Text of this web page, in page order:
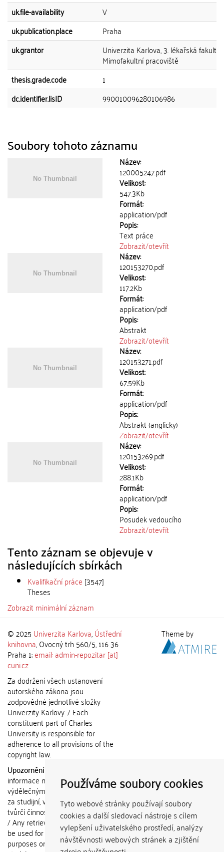
Používáme soubory cookies
Tyto webové stránky používají soubory
cookies a další sledovací nástroje s cílem
vylepšení uživatelského prostředí, analýzy
návštěvnosti webových stránek a zjištění
uk.file-availability
V
uk.publication.place
Praha
uk.grantor
Univerzita Karlova, 3. lékařská fakulta,
Mimofakultní pracoviště
thesis.grade.code
1
dc.identifier.lisID
990010096280106986
Soubory tohoto záznamu
Název:
120005247.pdf
Velikost:
547.3Kb
Formát:
application/pdf
Popis:
Text práce
Zobrazit/otevřít
Název:
120153270.pdf
Velikost:
117.2Kb
Formát:
application/pdf
Popis:
Abstrakt
Zobrazit/otevřít
Název:
120153271.pdf
Velikost:
67.59Kb
Formát:
application/pdf
Popis:
Abstrakt (anglicky)
Zobrazit/otevřít
Název:
120153269.pdf
Velikost:
288.1Kb
Formát:
application/pdf
Popis:
Posudek vedoucího
Zobrazit/otevřít
Tento záznam se objevuje v
následujících sbírkách
Kvalifikační práce [3547]
Theses
Zobrazit minimální záznam
© 2025 Univerzita Karlova,Ústřední
knihovna, Ovocný trh 560/5, 116 36
Praha 1;email: admin-repozitar [at]
cuni.cz
Za dodržení všech ustanovení
autorského zákona jsou
zodpovědné jednotlivé složky
Univerzity Karlovy. / Each
constituent part of Charles
University is responsible for
adherence to all provisions of the
copyright law.
Upozornění / Notice:
informace nemohou být použity k
výdělečným účelům nebo vydávány
za studijní, vědeckou nebo jinou
tvůrčí činnost jiné osoby než autora.
/ Any retrieved information shall not
be used for any commercial
purposes or claimed as results of
Theme by